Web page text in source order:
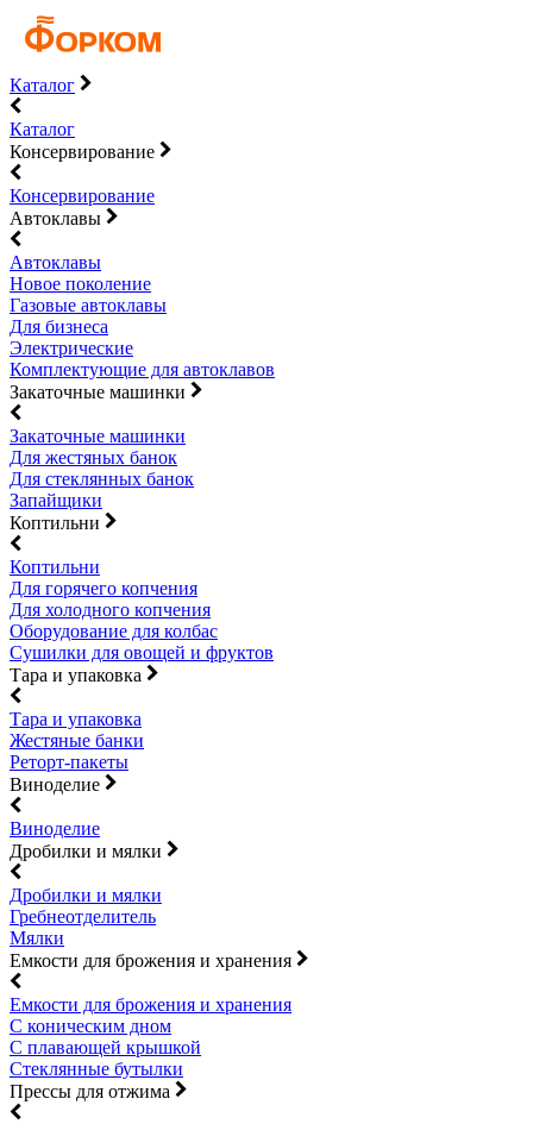
Каталог
Каталог
Консервирование
Консервирование
Автоклавы
Автоклавы
Новое поколение
Газовые автоклавы
Для бизнеса
Электрические
Комплектующие для автоклавов
Закаточные машинки
Закаточные машинки
Для жестяных банок
Для стеклянных банок
Запайщики
Коптильни
Коптильни
Для горячего копчения
Для холодного копчения
Оборудование для колбас
Сушилки для овощей и фруктов
Тара и упаковка
Тара и упаковка
Жестяные банки
Реторт-пакеты
Виноделие
Виноделие
Дробилки и мялки
Дробилки и мялки
Гребнеотделитель
Мялки
Емкости для брожения и хранения
Емкости для брожения и хранения
С коническим дном
С плавающей крышкой
Стеклянные бутылки
Прессы для отжима